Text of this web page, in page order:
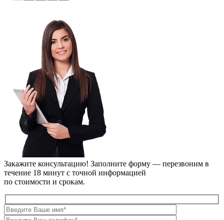
Закажите консультацию! Заполните форму — перезвоним в
течение 18 минут с точной информацией
по стоимости и срокам.